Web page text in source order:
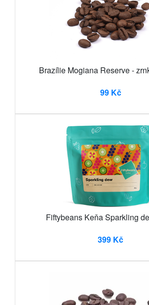
Brazílie Mogiana Reserve -
99 Kč
Fiftybeans Keňa Sparkling
399 Kč